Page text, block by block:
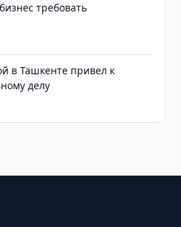
требовать
в Ташкенте привел к
делу